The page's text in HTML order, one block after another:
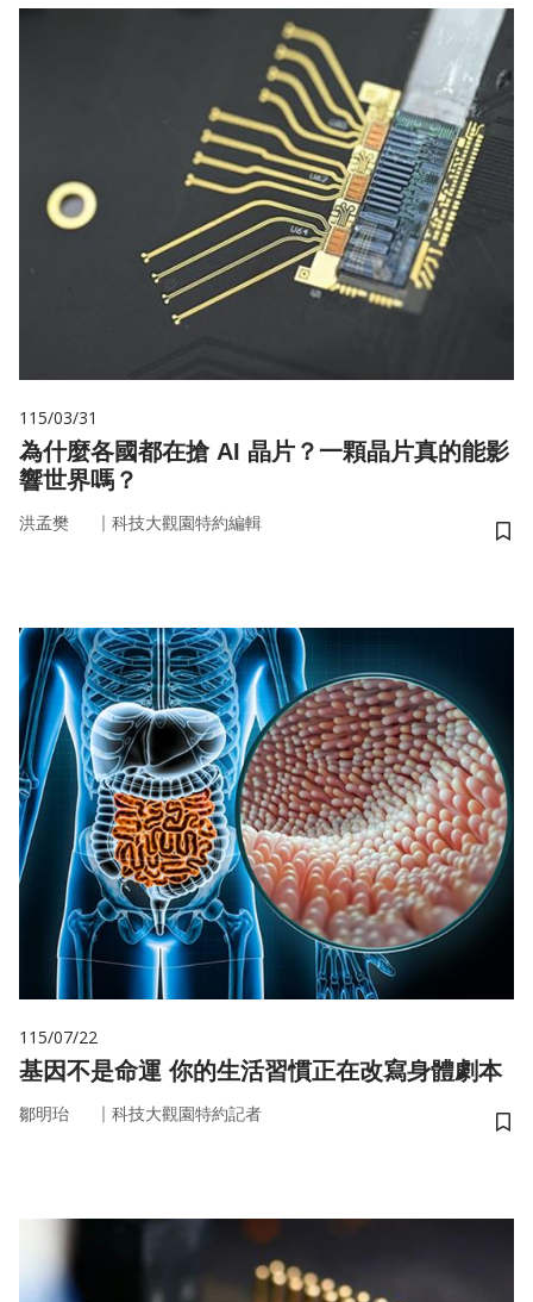
115/03/31
為什麼各國都在搶 AI 晶片？一顆晶片真的能影
響世界嗎？
洪孟樊 ｜ 科技大觀園特約編輯
儲
115/07/22
基因不是命運 你的生活習慣正在改寫身體劇本
鄒明珆 ｜ 科技大觀園特約記者
儲